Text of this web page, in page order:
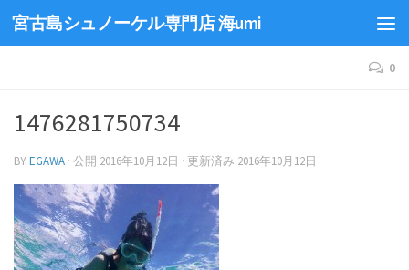
宮古島シュノーケル専門店 海umi
0
1476281750734
BYEGAWA · 公開 2016年10月12日 · 更新済み 2016年10月12日